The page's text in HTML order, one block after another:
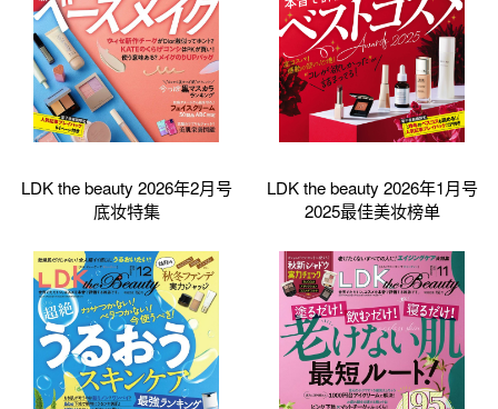
LDK the beauty 2026年2月号
底妆特集
LDK the beauty 2026年1月号
2025最佳美妆榜单